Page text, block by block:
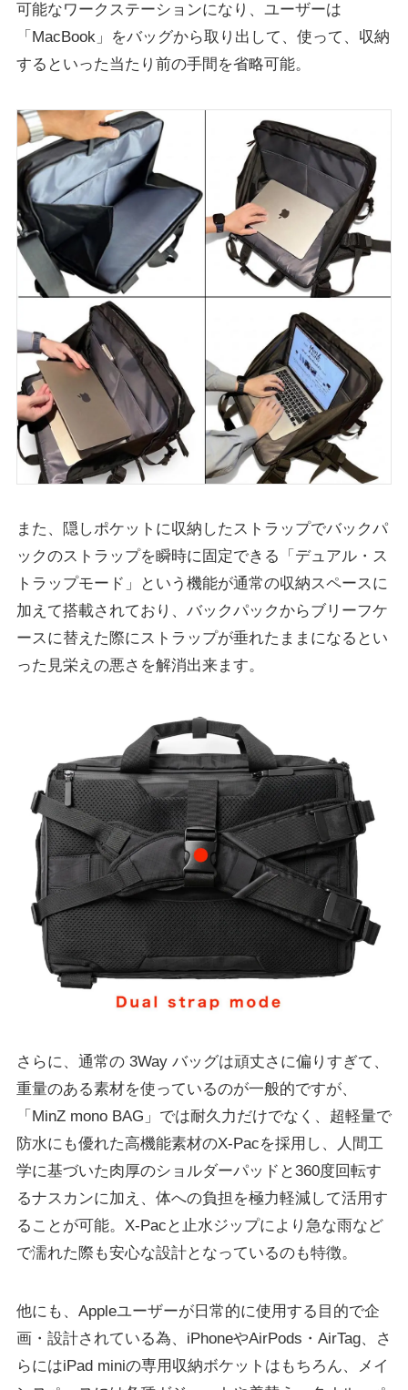
可能なワークステーションになり、ユーザーは
「MacBook」をバッグから取り出して、使って、収納
するといった当たり前の手間を省略可能。
また、隠しポケットに収納したストラップでバックパ
ックのストラップを瞬時に固定できる「デュアル・ス
トラップモード」という機能が通常の収納スペースに
加えて搭載されており、バックパックからブリーフケ
ースに替えた際にストラップが垂れたままになるとい
った見栄えの悪さを解消出来ます。
さらに、通常の 3Way バッグは頑丈さに偏りすぎて、
重量のある素材を使っているのが一般的ですが、
「MinZ mono BAG」では耐久力だけでなく、超軽量で
防水にも優れた高機能素材のX-Pacを採用し、人間工
学に基づいた肉厚のショルダーパッドと360度回転す
るナスカンに加え、体への負担を極力軽減して活用す
ることが可能。X-Pacと止水ジップにより急な雨など
で濡れた際も安心な設計となっているのも特徴。
他にも、Appleユーザーが日常的に使用する目的で企
画・設計されている為、iPhoneやAirPods・AirTag、さ
らにはiPad miniの専用収納ボケットはもちろん、メイ